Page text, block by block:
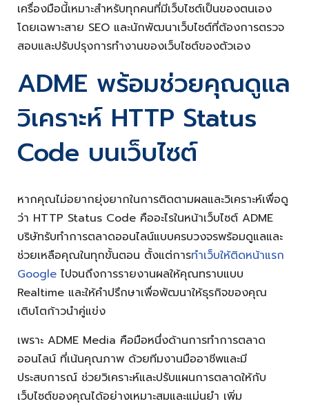
เครื่องมือนี้เหมาะสำหรับทุกคนที่มีเว็บไซต์เป็นของตนเอง
โดยเฉพาะสาย SEO และนักพัฒนาเว็บไซต์ที่ต้องการตรวจ
สอบและปรับปรุงการทำงานของเว็บไซต์ของตัวเอง
ADME พร้อมช่วยคุณดูแล
วิเคราะห์ HTTP Status
Code บนเว็บไซต์
หากคุณไม่อยากยุ่งยากในการติดตามผลและวิเคราะห์เพื่อดู
ว่า HTTP Status Code คืออะไรในหน้าเว็บไซต์ ADME
บริษัทรับทำการตลาดออนไลน์แบบครบวงจรพร้อมดูแลและ
ช่วยเหลือคุณในทุกขั้นตอน ตั้งแต่การทําเว็บให้ติดหน้าแรก
Google ไปจนถึงการรายงานผลให้คุณทราบแบบ
Realtime และให้คำปรึกษาเพื่อพัฒนาให้ธุรกิจของคุณ
เติบโตก้าวนำคู่แข่ง
เพราะ ADME Media คือมือหนึ่งด้านการทำการตลาด
ออนไลน์ ที่เน้นคุณภาพ ด้วยทีมงานมืออาชีพและมี
ประสบการณ์ ช่วยวิเคราะห์และปรับแผนการตลาดให้กับ
เว็บไซต์ของคุณได้อย่างเหมาะสมและแม่นยำ เพิ่ม